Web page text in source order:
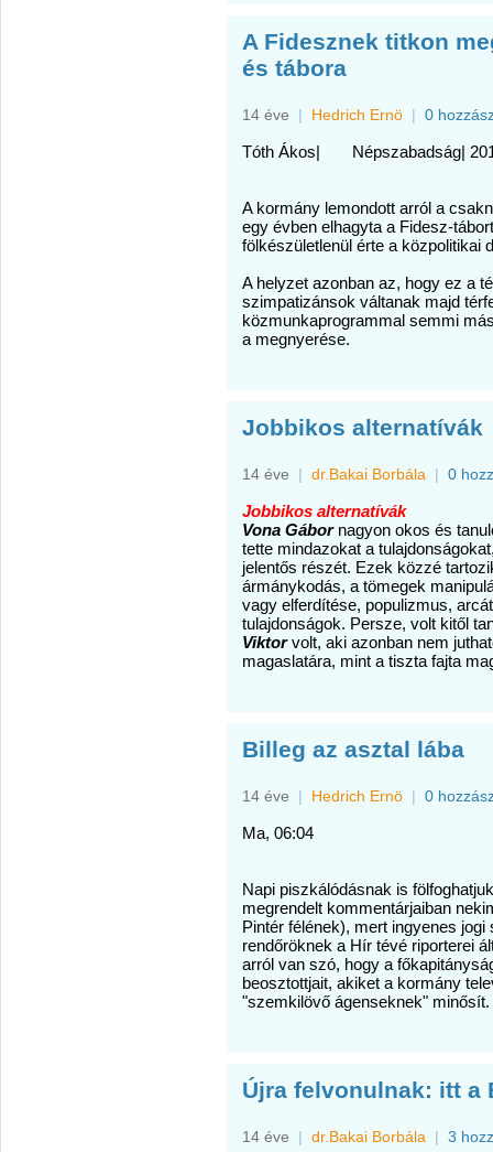
A Fidesznek titkon
és tábora
14 éve | Hedrich Ernö | 0
Tóth Ákos| Népszabadság|
A kormány lemondott arról a
egy évben elhagyta a Fidesz-
fölkészületlenül érte a közpolitikai
A helyzet azonban az, hogy ez a
szimpatizánsok váltanak majd
közmunkaprogrammal semmi
a megnyerése.
Jobbikos alternatívák
14 éve | dr.Bakai Borbála | 0
Jobbikos alternatívák
Vona Gábor nagyon okos és
tette mindazokat a
jelentős részét. Ezek közzé
ármánykodás, a tömegek
vagy elferdítése, populizmus,
tulajdonságok. Persze, volt kitől
Viktorvolt, aki azonban nem
magaslatára, mint a tiszta fajta
Billeg az asztal lába
14 éve | Hedrich Ernö | 0
Ma, 06:04
Napi piszkálódásnak is
megrendelt kommentárjaiban
Pintér félének), mert ingyenes
rendőröknek a Hír tévé riporterei
arról van szó, hogy a
beosztottjait, akiket a kormány
"szemkilövő ágenseknek" minősít.
Újra felvonulnak: itt a
14 éve | dr.Bakai Borbála | 3